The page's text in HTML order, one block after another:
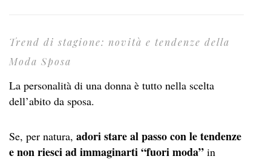
Trend di stagione: novità e tendenze della
Moda Sposa
La personalità di una donna è tutto nella scelta
dell’abito da sposa.
Se, per natura, adori stare al passo con le tendenze
e non riesci ad immaginarti “fuori moda” in